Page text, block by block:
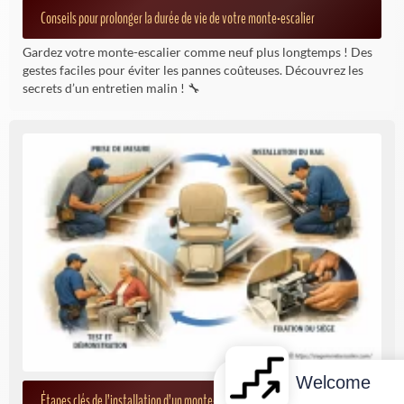
Conseils pour prolonger la durée de vie de votre monte-escalier
Gardez votre monte-escalier comme neuf plus longtemps ! Des
gestes faciles pour éviter les pannes coûteuses. Découvrez les
secrets d’un entretien malin ! 🔧
Welcome